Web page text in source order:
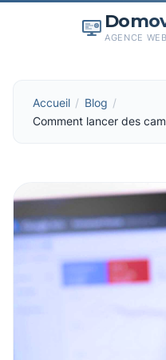
AGENCE
Accueil
Blog
Comment lancer des